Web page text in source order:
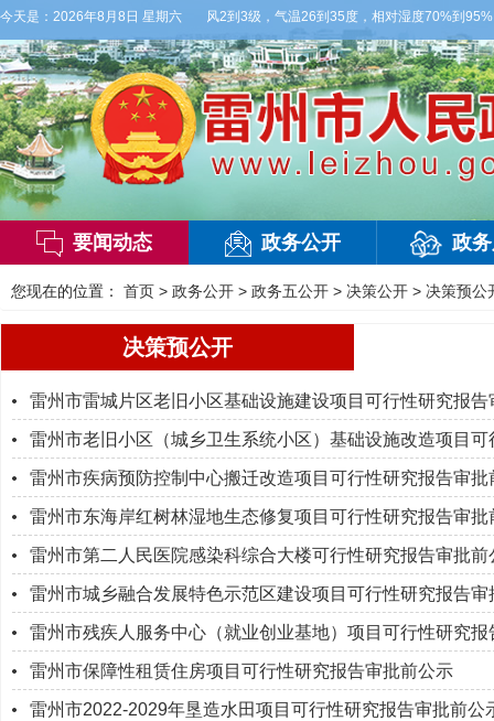
今天是： 2026年8月8日 星期六
天，多云，局部有雷阵雨，偏西风2到3级，气温26到35度，相对湿度70%到95%
要闻动态 政务公开 政
您现在的位置： 首页 > 政务公开 > 政务五公开 > 决策公开 > 决策预公
决策预公开
雷州市雷城片区老旧小区基础设施建设项目可行性研究报告
雷州市老旧小区（城乡卫生系统小区）基础设施改造项目
雷州市疾病预防控制中心搬迁改造项目可行性研究报告审批
雷州市东海岸红树林湿地生态修复项目可行性研究报告审批
雷州市第二人民医院感染科综合大楼可行性研究报告审批前
雷州市城乡融合发展特色示范区建设项目可行性研究报告审
雷州市残疾人服务中心（就业创业基地）项目可行性研究报
雷州市保障性租赁住房项目可行性研究报告审批前公示
雷州市2022-2029年垦造水田项目可行性研究报告审批前公